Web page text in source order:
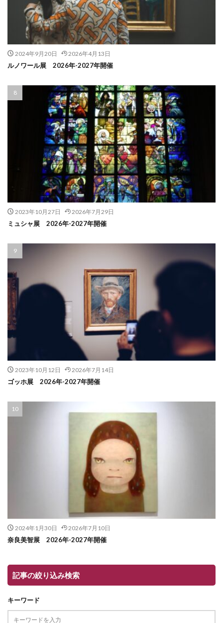
2024年9月20日 2026年4月13日
ルノワール展 2026年-2027年開催
2023年10月27日 2026年7月29日
ミュシャ展 2026年-2027年開催
2023年10月12日 2026年7月14日
ゴッホ展 2026年-2027年開催
2024年1月30日 2026年7月10日
奈良美智展 2026年-2027年開催
記事の絞り込み検索
キーワード